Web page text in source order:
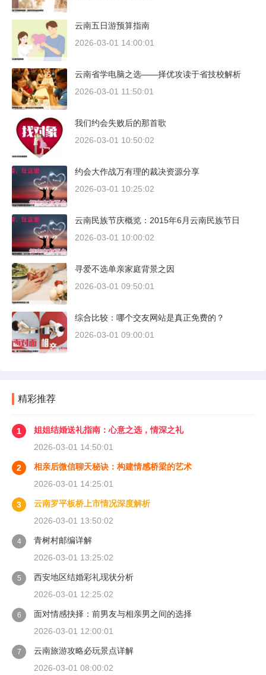
云南五日游预算指南
2026-03-01 14:00:01
云南省学电脑之选——择优攻读于省技校解析
2026-03-01 11:50:01
我们约会失败后的那首歌
2026-03-01 10:50:02
约会大作战万有理的裁决资源分享
2026-03-01 10:25:02
云南民族节庆概览：2015年6月云南民族节日
2026-03-01 10:00:02
寻爱不选单亲家庭背景之因
2026-03-01 09:50:01
综合比较：哪个交友网站是真正免费的？
2026-03-01 09:00:01
精彩推荐
1
姐姐结婚送礼指南：心意之选，情深之礼
2026-03-01 14:50:01
2
相亲后微信聊天秘诀：构建情感桥梁的艺术
2026-03-01 14:25:01
3
云南罗平板桥上市情况深度解析
2026-03-01 13:50:02
4
青树村邮编详解
2026-03-01 13:25:02
5
西安地区结婚彩礼现状分析
2026-03-01 12:25:02
6
面对情感抉择：前男友与相亲男之间的选择
2026-03-01 12:00:01
7
云南旅游攻略必玩景点详解
2026-03-01 08:00:02